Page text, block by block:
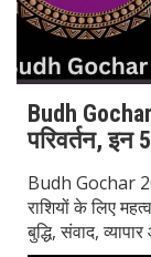
Budh
परिवर्तन, इन
Budh Gochar
राशियों के लिए
बुद्धि, संवाद,